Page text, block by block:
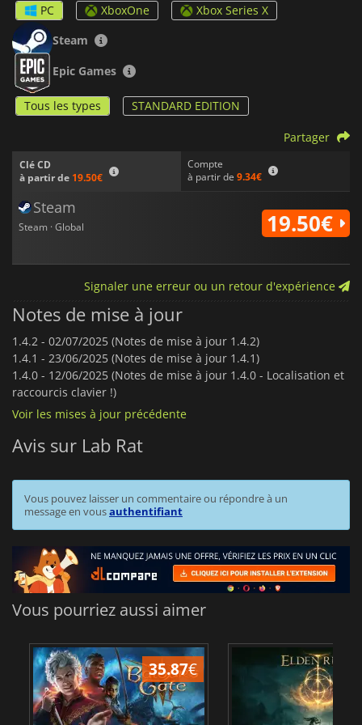
PC XboxOne
Xbox Series X
Steam
Epic Games
Tous les types STANDARD EDITION
Clé CD
à partir de 19.50€
Compte
à partir de 9.34€
Partager
Steam
Steam · Global 19.50€
Signaler une erreur ou un retour d'expérience
Notes de mise à jour
1.4.2 - 02/07/2025 (Notes de mise à jour 1.4.2)
1.4.1 - 23/06/2025 (Notes de mise à jour 1.4.1)
1.4.0 - 12/06/2025 (Notes de mise à jour 1.4.0 - Localisation et
raccourcis clavier !)
Voir les mises à jour précédente
Avis sur Lab Rat
Vous pouvez laisser un commentaire ou répondre à un
message en vousauthentifiant
Vous pourriez aussi aimer
35.87€